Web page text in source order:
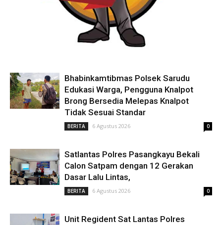
Bhabinkamtibmas Polsek Sarudu
Edukasi Warga, Pengguna Knalpot
Brong Bersedia Melepas Knalpot
Tidak Sesuai Standar
BERITA 6 Agustus 2026 0
Satlantas Polres Pasangkayu Bekali
Calon Satpam dengan 12 Gerakan
Dasar Lalu Lintas,
BERITA 6 Agustus 2026 0
Unit Regident Sat Lantas Polres